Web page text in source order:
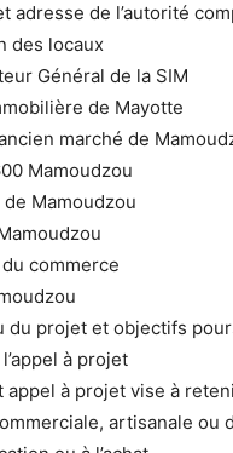
adresse de l’autorité
des locaux
Général de la SIM
de Mayotte
marché de
Mamoudzou
de Mamoudzou
du commerce
du projet et objectifs
à projet
appel à projet vise à
artisanale ou